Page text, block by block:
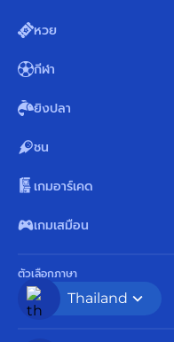
หวย
กีฬา
ยิงปลา
ชน
เกมอาร์เคด
เกมเสมือน
ตัวเลือกภาษา
Thailand